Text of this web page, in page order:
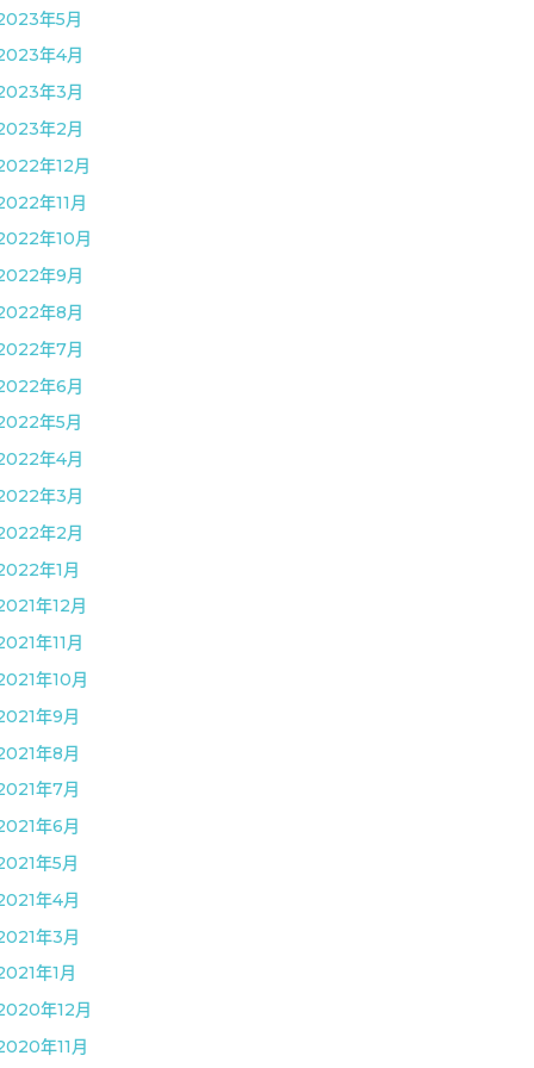
年5月
年4月
年3月
年2月
年12月
年11月
年10月
年9月
年8月
年7月
年6月
年5月
年4月
年3月
年2月
年1月
年12月
年11月
年10月
年9月
年8月
年7月
年6月
年5月
年4月
年3月
年1月
年12月
年11月